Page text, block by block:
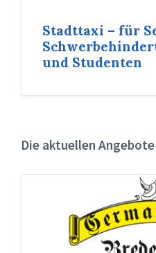
Stadttaxi – für
und Studenten
Die aktuellen Angebote